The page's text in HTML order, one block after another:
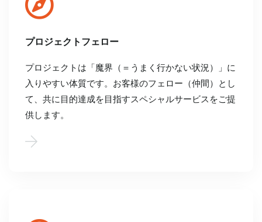
プロジェクトフェロー
プロジェクトは「魔界（＝うまく行かない状況）」に
入りやすい体質です。お客様のフェロー（仲間）とし
て、共に目的達成を目指すスペシャルサービスをご提
供します。